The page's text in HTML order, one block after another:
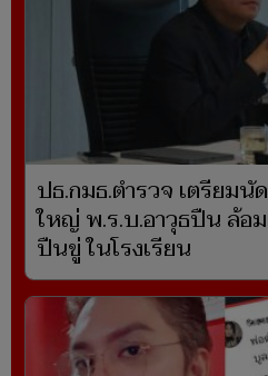
ปธ.กมธ.ตำรวจ เตรียมนั
ใหญ่ พ.ร.บ.อาวุธปืน ล้อ
ปืนขู่ ในโรงเรียน